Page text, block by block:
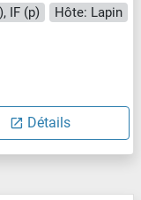
IF (p)
Hôte: Lapin
Détails